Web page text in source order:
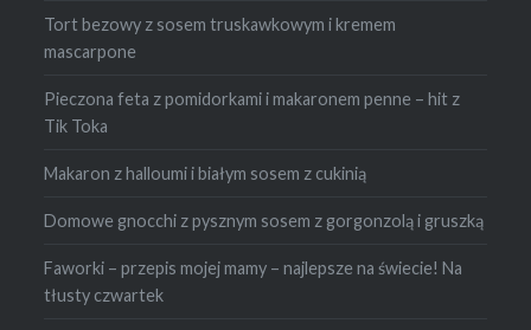
Tort bezowy z sosem truskawkowym i kremem
mascarpone
Pieczona feta z pomidorkami i makaronem penne – hit z
Tik Toka
Makaron z halloumi i białym sosem z cukinią
Domowe gnocchi z pysznym sosem z gorgonzolą i gruszką
Faworki – przepis mojej mamy – najlepsze na świecie! Na
tłusty czwartek